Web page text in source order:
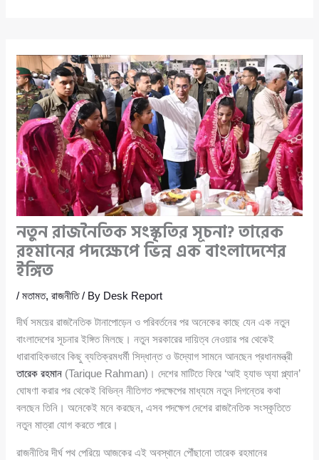
নতুন রাজনৈতিক সংস্কৃতির সূচনা? তারেক
রহমানের পদক্ষেপে ভিন্ন এক বাংলাদেশের
ইঙ্গিত
/মতামত,রাজনীতি/ By Desk Report
দীর্ঘ সময়ের রাজনৈতিক টানাপোড়েন ও পরিবর্তনের পর অনেকের কাছে যেন এক নতুন
বাংলাদেশের সূচনার ইঙ্গিত মিলছে। নতুন সরকারের দায়িত্ব নেওয়ার পর থেকেই
ধারাবাহিকভাবে কিছু ব্যতিক্রমধর্মী সিদ্ধান্ত ও উদ্যোগ সামনে আনছেন প্রধানমন্ত্রী
তারেক রহমান (Tarique Rahman)। দেশের মাটিতে ফিরে ‘আই হ্যাভ অ্যা প্ল্যান’
ঘোষণা করার পর থেকেই বিভিন্ন নীতিগত পদক্ষেপের মাধ্যমে নতুন দিগন্তের কথা
বলছেন তিনি। অনেকেই মনে করছেন, এসব পদক্ষেপ দেশের রাজনৈতিক সংস্কৃতিতে
নতুন মাত্রা যোগ করতে পারে।
রাজনীতির দীর্ঘ পথ পেরিয়ে আজকের এই অবস্থানে পৌঁছানো তারেক রহমানের